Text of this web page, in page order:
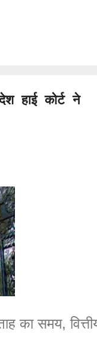
गांव बल्ह, देव
हाई कोर्ट ने
का समय,